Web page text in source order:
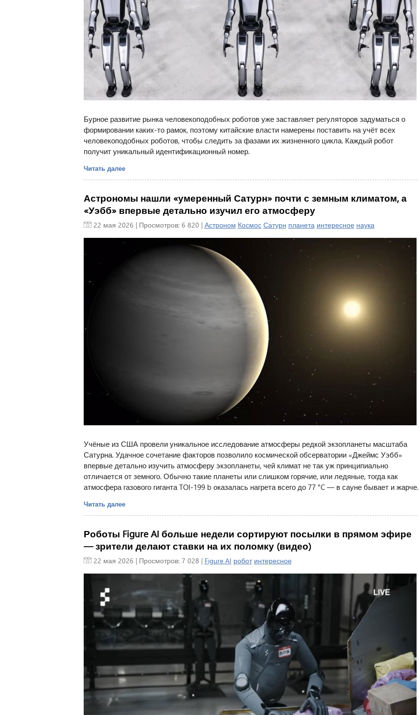
Бурное развитие рынка человекоподобных роботов уже заставляет регуляторов задуматься о
формировании каких-то рамок, поэтому китайские власти намерены поставить на учёт всех
человекоподобных роботов, чтобы следить за фазами их жизненного цикла. Каждый робот
получит уникальный идентификационный номер.
Читать далее
Астрономы нашли «умеренный Сатурн» почти с земным климатом, а
«Уэбб» впервые детально изучил его атмосферу
22 мая 2026 | Просмотров: 6 820 | Астроном Космос Сатурн планета интересное наука
Учёные из США провели уникальное исследование атмосферы редкой экзопланеты масштаба
Сатурна. Удачное сочетание факторов позволило космической обсерватории «Джеймс Уэбб»
впервые детально изучить атмосферу экзопланеты, чей климат не так уж принципиально
отличается от земного. Обычно такие планеты или слишком горячие, или ледяные, тогда как
атмосфера газового гиганта TOI-199 b оказалась нагрета всего до 77 °C — в сауне бывает и жарче.
Читать далее
Роботы Figure AI больше недели сортируют посылки в прямом эфире
— зрители делают ставки на их поломку (видео)
22 мая 2026 | Просмотров: 7 028 | Figure AI робот интересное